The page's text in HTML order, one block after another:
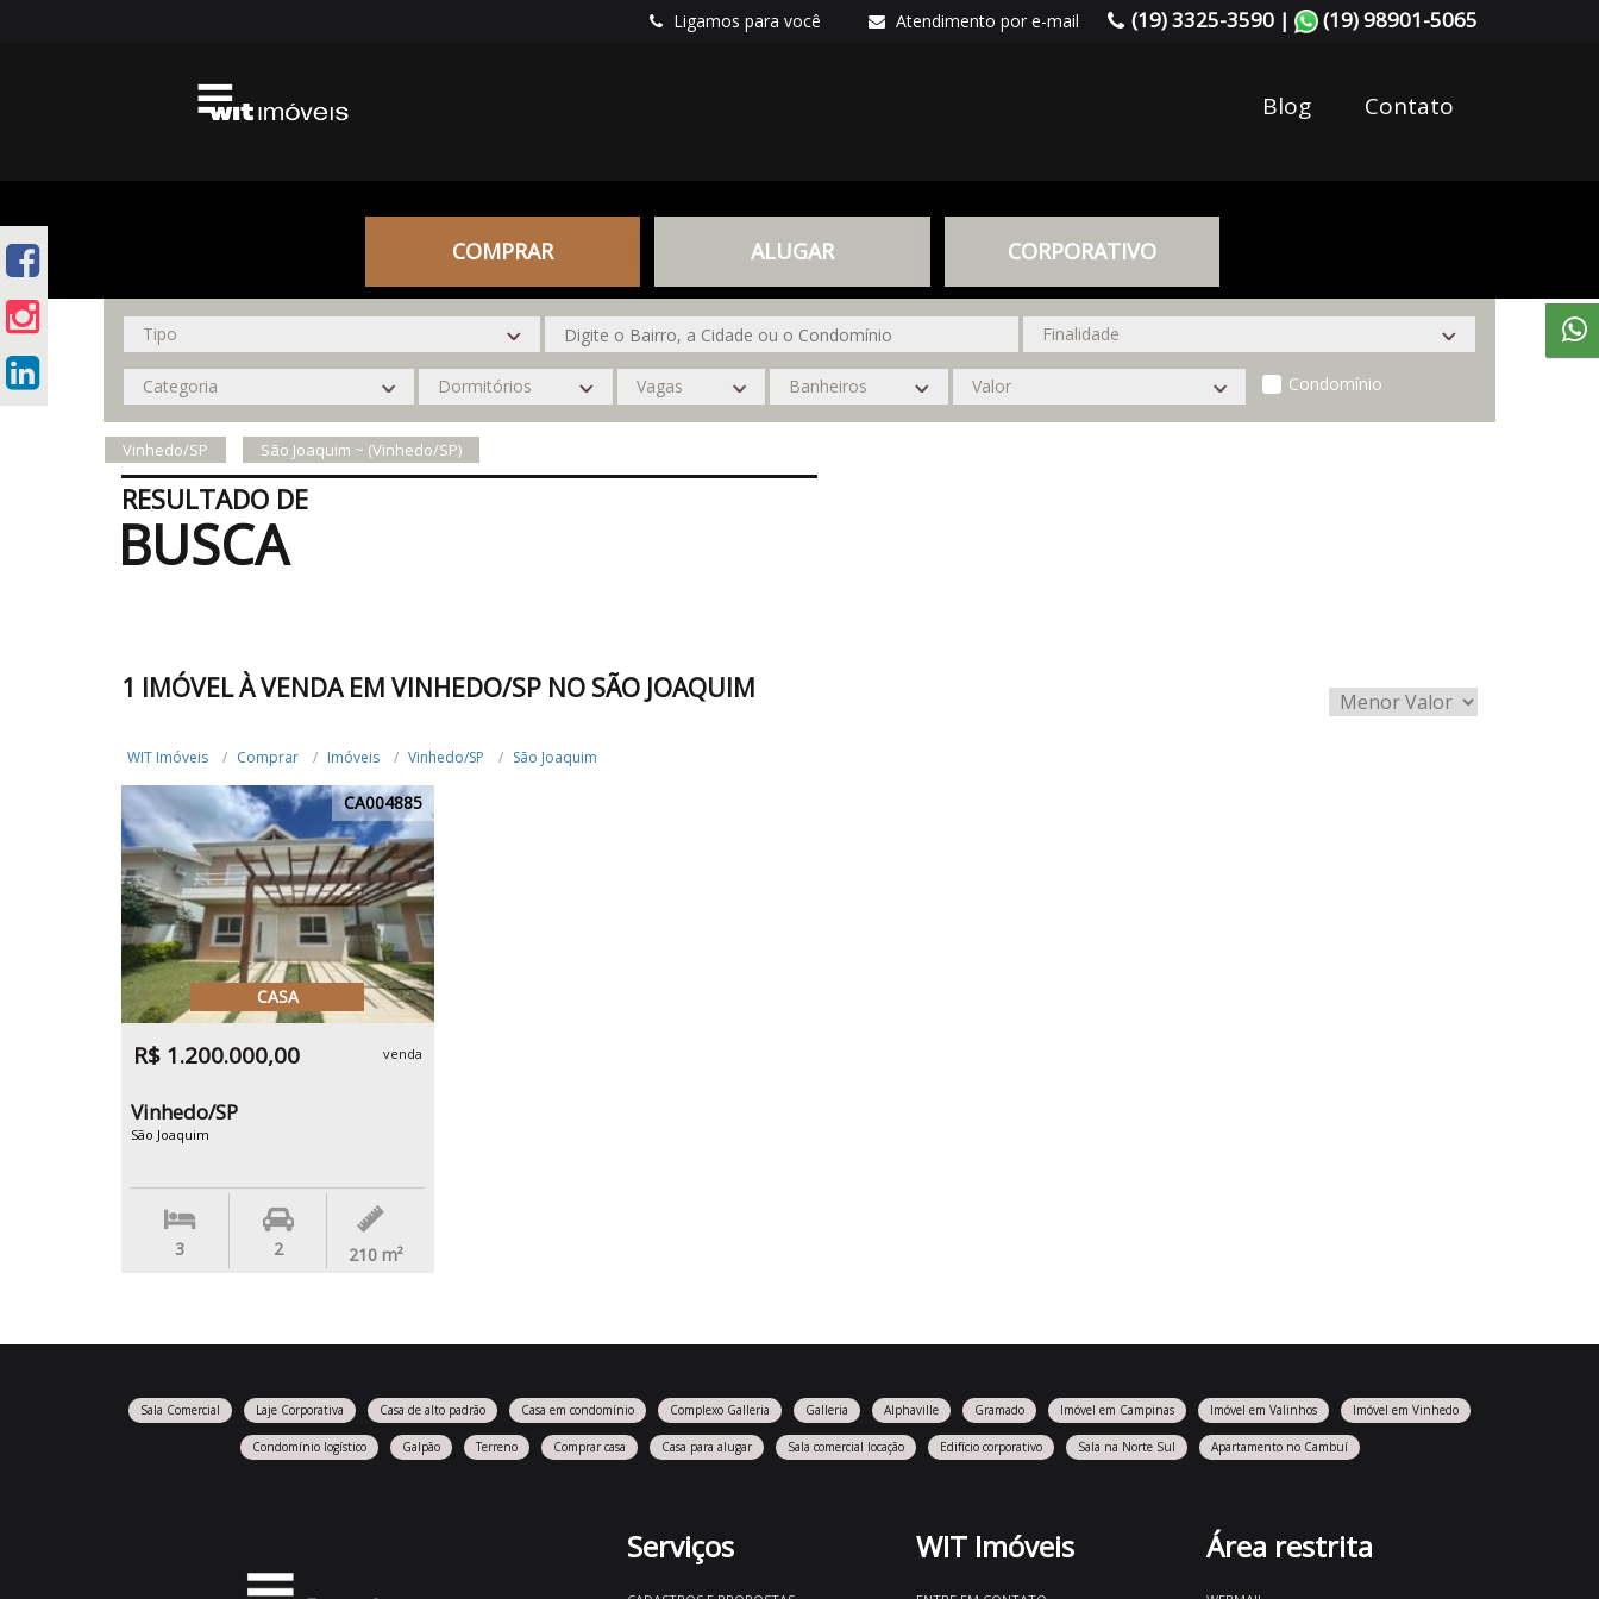
Ligamos para você Atendimento por e-mail (19) 3325-3590 | (19) 98901-5065
Blog Contato
COMPRAR ALUGAR CORPORATIVO
Condomínio
Vinhedo/SP São Joaquim ~ (Vinhedo/SP)
RESULTADO DE
BUSCA
1 IMÓVEL À VENDA EM VINHEDO/SP NO SÃO JOAQUIM
WIT Imóveis Comprar Imóveis Vinhedo/SP São Joaquim
CA004885
CASA
R$ 1.200.000,00 venda
Vinhedo/SP
São Joaquim
3 2 210 m²
Sala Comercial Laje Corporativa Casa de alto padrão Casa em condomínio Complexo Galleria Galleria Alphaville Gramado Imóvel em Campinas Imóvel em Valinhos Imóvel em Vinhedo
Condomínio logístico Galpão Terreno Comprar casa Casa para alugar Sala comercial locação Edifício corporativo Sala na Norte Sul Apartamento no Cambuí
Serviços WIT Imóveis Área restrita